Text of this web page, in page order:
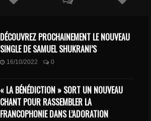
DÉCOUVREZ PROCHAINEMENT LE NOUVEAU
SINGLE DE SAMUEL SHUKRANI’S
16/10/2022 0
« LA BÉNÉDICTION » SORT UN NOUVEAU
CHANT POUR RASSEMBLER LA
FRANCOPHONIE DANS L’ADORATION